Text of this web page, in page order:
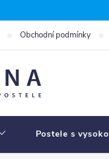
Obchodní podmínky
Postele s